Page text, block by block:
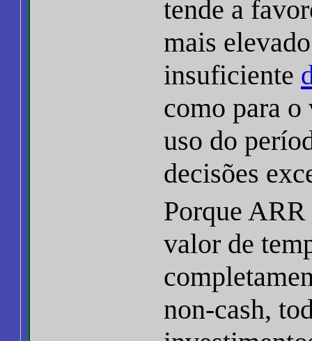
tende a
mais
insuficiente
como para
uso do
decisões
Porque
valor de
non-cash,